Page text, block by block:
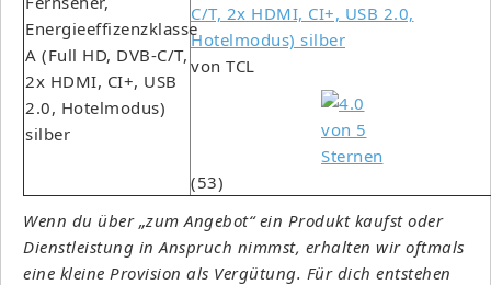
C/T, 2x HDMI, CI+, USB 2.0,
Hotelmodus) silber
von TCL
(53)
Wenn du über „zum Angebot“ ein Produkt kaufst oder
Dienstleistung in Anspruch nimmst, erhalten wir oftmals
eine kleine Provision als Vergütung. Für dich entstehen